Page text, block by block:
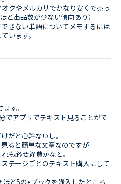
クやメルカリでかなり安くで売っ
ど出品数が少ない傾向あり）
きない単語についてメモするには
います。
す。
でアプリでテキスト見ることがで
だと心許ないし。
ると簡単な文章なのですが
も必要経費かなと。
テージごとのテキスト購入にして
ど5のeブックを購入したところ